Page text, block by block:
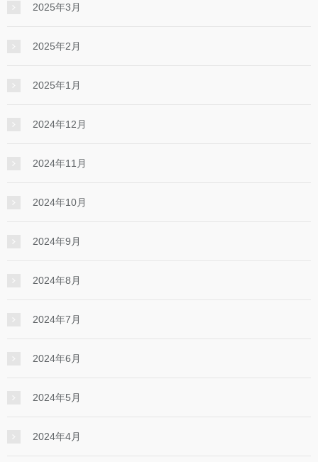
2025年3月
2025年2月
2025年1月
2024年12月
2024年11月
2024年10月
2024年9月
2024年8月
2024年7月
2024年6月
2024年5月
2024年4月